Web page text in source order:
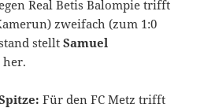
Real Betis Balompie trifft
zweifach (zum 1:0
stelltSamuel
her.
Für den FC Metz trifft